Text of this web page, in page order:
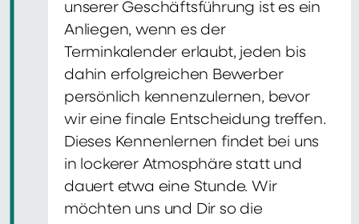
unserer Geschäftsführung ist es ein
Anliegen, wenn es der
Terminkalender erlaubt, jeden bis
dahin erfolgreichen Bewerber
persönlich kennenzulernen, bevor
wir eine finale Entscheidung treffen.
Dieses Kennenlernen findet bei uns
in lockerer Atmosphäre statt und
dauert etwa eine Stunde. Wir
möchten uns und Dir so die